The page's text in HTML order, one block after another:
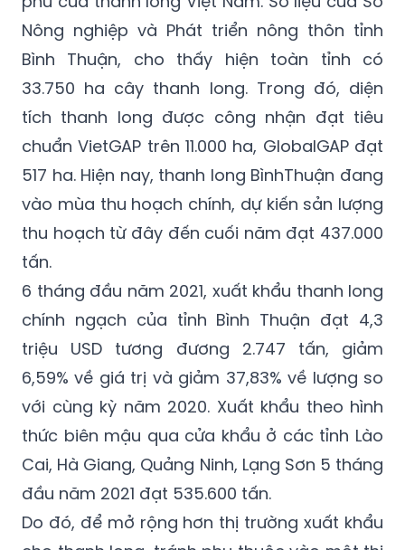
Bình Thuận, cho thấy hiện toàn tỉnh có
33.750 ha cây thanh long. Trong đó, diện
tích thanh long được công nhận đạt tiêu
chuẩn VietGAP trên 11.000 ha, GlobalGAP đạt
517 ha. Hiện nay, thanh long BìnhThuận đang
vào mùa thu hoạch chính, dự kiến sản lượng
thu hoạch từ đây đến cuối năm đạt 437.000
tấn.
6 tháng đầu năm 2021, xuất khẩu thanh long
chính ngạch của tỉnh Bình Thuận đạt 4,3
triệu USD tương đương 2.747 tấn, giảm
6,59% về giá trị và giảm 37,83% về lượng so
với cùng kỳ năm 2020. Xuất khẩu theo hình
thức biên mậu qua cửa khẩu ở các tỉnh Lào
Cai, Hà Giang, Quảng Ninh, Lạng Sơn 5 tháng
đầu năm 2021 đạt 535.600 tấn.
Do đó, để mở rộng hơn thị trường xuất khẩu
cho thanh long, tránh phụ thuộc vào một thị
trường, Hội nghị dự kiến thu hút sự tham gia